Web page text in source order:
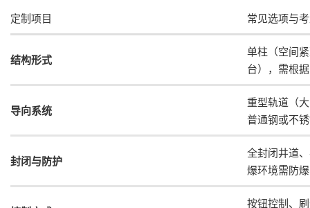
定制项目 常见选项与
结构形式
单柱（空间
台），需根
导向系统
重型轨道（
普通钢或不
封闭与防护
全封闭井道
爆环境需防
按钮控制、